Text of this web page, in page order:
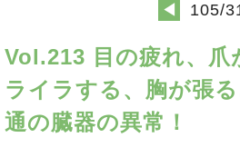
◀ 105/
Vol.213 目の疲れ、爪
ライラする、胸が張
通の臓器の異常！